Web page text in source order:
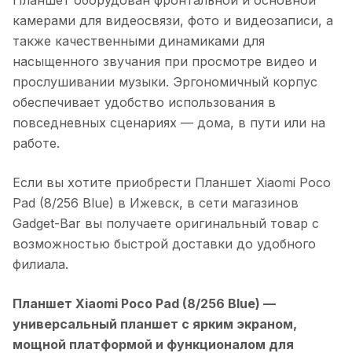
камерами для видеосвязи, фото и видеозаписи, а
также качественными динамиками для
насыщенного звучания при просмотре видео и
прослушивании музыки. Эргономичный корпус
обеспечивает удобство использования в
повседневных сценариях — дома, в пути или на
работе.
Если вы хотите приобрести Планшет Xiaomi Poco
Pad (8/256 Blue) в Ижевск, в сети магазинов
Gadget-Bar вы получаете оригинальный товар с
возможностью быстрой доставки до удобного
филиала.
Планшет Xiaomi Poco Pad (8/256 Blue) —
универсальный планшет с ярким экраном,
мощной платформой и функционалом для